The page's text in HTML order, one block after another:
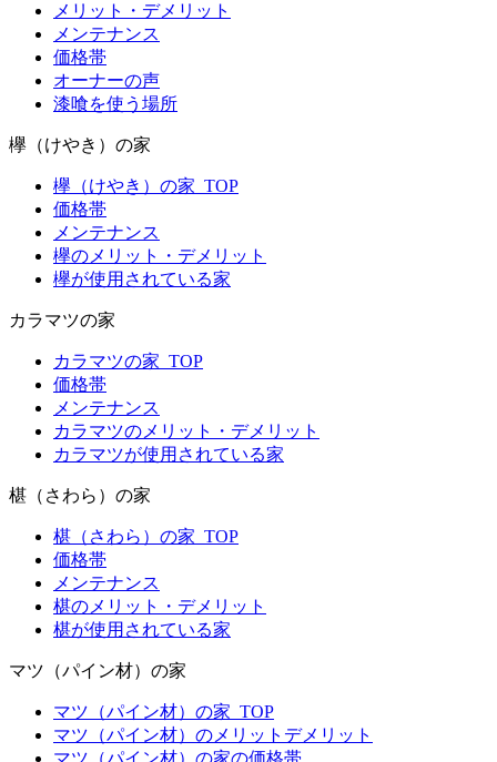
メリット・デメリット
メンテナンス
価格帯
オーナーの声
漆喰を使う場所
欅（けやき）の家
欅（けやき）の家_TOP
価格帯
メンテナンス
欅のメリット・デメリット
欅が使用されている家
カラマツの家
カラマツの家_TOP
価格帯
メンテナンス
カラマツのメリット・デメリット
カラマツが使用されている家
椹（さわら）の家
椹（さわら）の家_TOP
価格帯
メンテナンス
椹のメリット・デメリット
椹が使用されている家
マツ（パイン材）の家
マツ（パイン材）の家_TOP
マツ（パイン材）のメリットデメリット
マツ（パイン材）の家の価格帯